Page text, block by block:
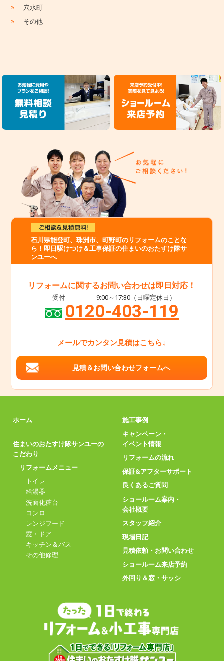
» 穴水町
» その他
石川県能登町、珠洲市、町野町のリフォームのことな
ら！即日駆けつけ＆工事保証の住まいのおたすけ隊サ
ンユーへ
リフォームに関するお問い合わせは即日対応！
受付 9:00～17:30（日曜定休日）
0120-403-119
メールでカンタン見積はこちら↓
見積＆お問い合わせフォームへ
ホーム
住まいのおたすけ隊サンユーの
こだわり
リフォームメニュー
トイレ
給湯器
洗面化粧台
コンロ
レンジフード
窓・ドア
キッチン＆バス
その他修理
施工事例
キャンペーン・
イベント情報
リフォームの流れ
保証&アフターサポート
良くあるご質問
ショールーム案内・
会社概要
スタッフ紹介
現場日記
見積依頼・お問い合わせ
ショールーム来店予約
外回り＆窓・サッシ